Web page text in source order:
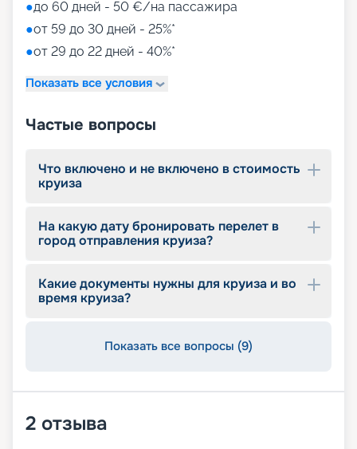
• игровые зоны от LEGO;
• детский клуб Chicco.
Путешествуйте с
«Круиз.онлайн»
Наша компания предлагает купить путевки на
круизы MSC World Europa не выходя из дома. На
информацию для выбора тура: расписание
круизов на 2026 - 2027 г., характеристики
лайнера, описание кают, цены на путевки, фото
Опытные специалисты с удовольствием
проконсультируют вас, помогут с оформлением
оказывать информационную поддержку на
протяжении круиза. Бронируйте путевки и
отправляйтесь в сказочное путешествие на
●до 60 дней - 50 €/на пассажира
●от 59 до 30 дней - 25%*
●от 29 до 22 дней - 40%*
Показать все условия
Частые вопросы
Что включено и не включено в стоимость
круиза
На какую дату бронировать перелет в
город отправления круиза?
Какие документы нужны для круиза и во
время круиза?
Показать все вопросы (9)
2 отзыва